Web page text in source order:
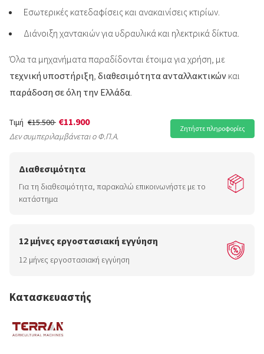
Εσωτερικές κατεδαφίσεις και ανακαινίσεις κτιρίων.
Διάνοιξη χαντακιών για υδραυλικά και ηλεκτρικά δίκτυα.
Όλα τα μηχανήματα παραδίδονται έτοιμα για χρήση, με
τεχνική υποστήριξη διαθεσιμότητα ανταλλακτικών και
παράδοση σε όλη την Ελλάδα
Τιμή €15.500 €11.900
Δεν συμπεριλαμβάνεται ο Φ.Π.Α.
Ζητήστε πληροφορίες
Διαθεσιμότητα
Για τη διαθεσιμότητα, παρακαλώ επικοινωνήστε με το
κατάστημα
12 μήνες εργοστασιακή εγγύηση
12 μήνες εργοστασιακή εγγύηση
Κατασκευαστής